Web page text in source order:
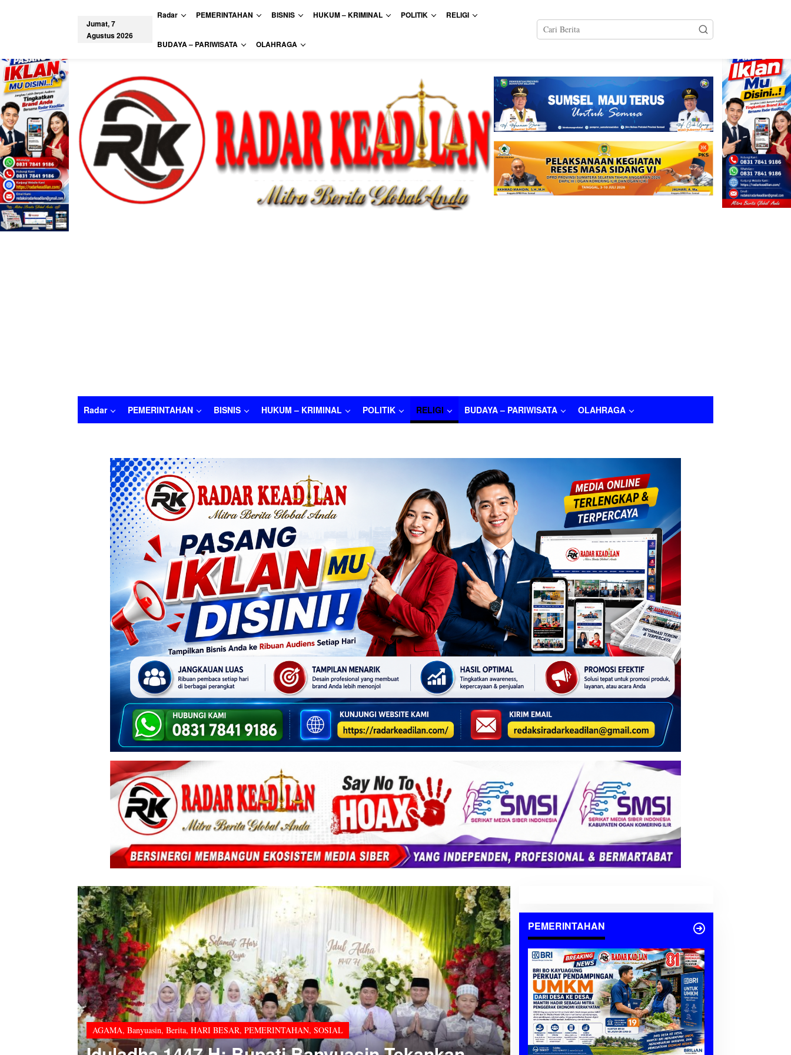
i
k
k
n
t
e
n
Jumat, 7
Agustus 2026
Radar PEMERINTAHAN BISNIS HUKUM – KRIMINAL POLITIK RELIGI
BUDAYA – PARIWISATA OLAHRAGA
Radar PEMERINTAHAN BISNIS HUKUM – KRIMINAL POLITIK RELIGI BUDAYA – PARIWISATA OLAHRAGA
AGAMA, Berita,HARI BESAR,OKI,POLRI AGAMA,Berita ,HARI BESAR,Palembang,PERS,Sumatera Selatan
PEMERINTAHAN